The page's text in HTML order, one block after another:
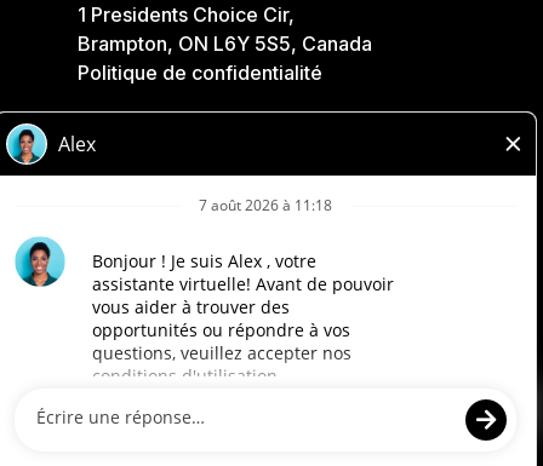
1 Presidents Choice Cir,
Brampton, ON L6Y 5S5, Canada
Politique de confidentialité
Accessibilité
Compagnies Loblaw